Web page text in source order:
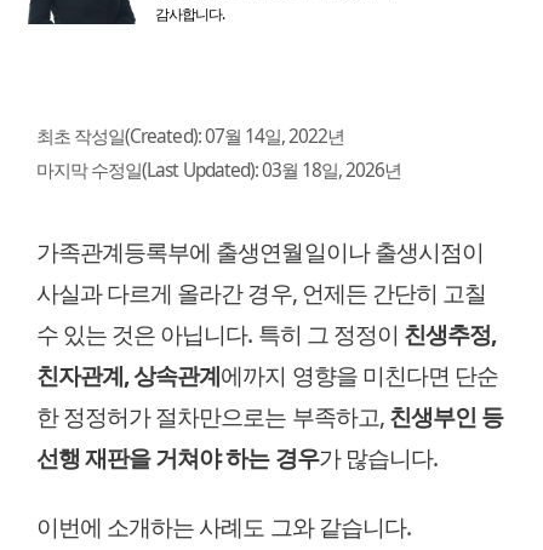
감사합니다.
최초 작성일(Created):07월 14일, 2022년
마지막 수정일(Last Updated):03월 18일, 2026년
가족관계등록부에 출생연월일이나 출생시점이
사실과 다르게 올라간 경우, 언제든 간단히 고칠
수 있는 것은 아닙니다. 특히 그 정정이 친생추정,
친자관계, 상속관계에까지 영향을 미친다면 단순
한 정정허가 절차만으로는 부족하고,친생부인 등
선행 재판을 거쳐야 하는 경우가 많습니다.
이번에 소개하는 사례도 그와 같습니다.